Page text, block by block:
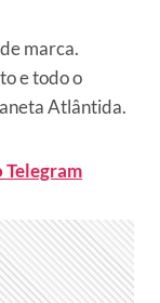
marca.
e todo o
Atlântida.
Telegram